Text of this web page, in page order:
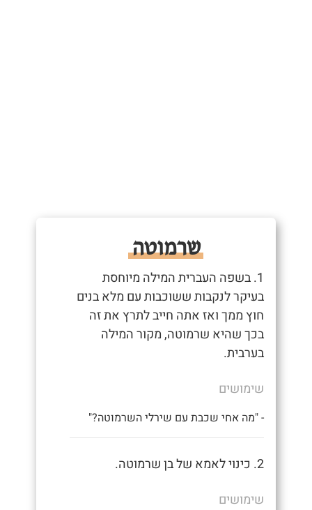
שרמוטה
1. בשפה העברית המילה מיוחסת
בעיקר לנקבות ששוכבות עם מלא בנים
חוץ ממך ואז אתה חייב לתרץ את זה
בכך שהיא שרמוטה, מקור המילה
בערבית.
שימושים
- "מה אחי שכבת עם שירלי השרמוטה?"
2. כינוי לאמא של בן שרמוטה.
שימושים